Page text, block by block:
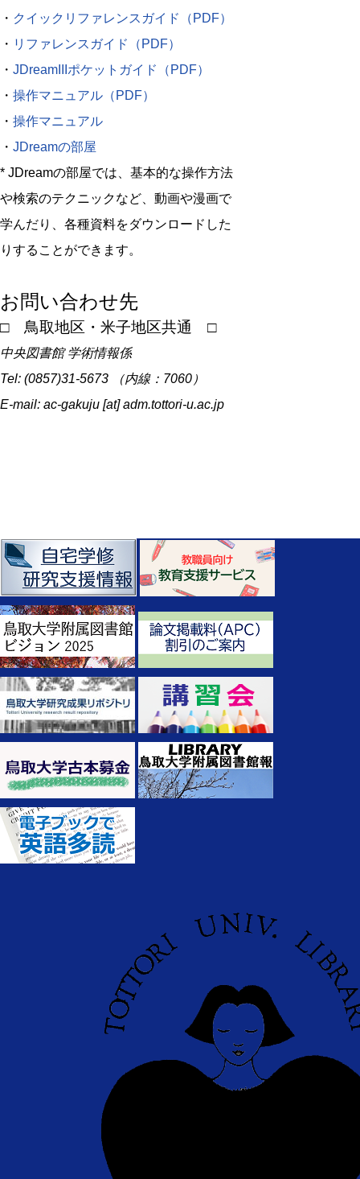
・ クイックリファレンスガイド（PDF）
・ リファレンスガイド（PDF）
・ JDreamIIIポケットガイド（PDF）
・ 操作マニュアル（PDF）
・ 操作マニュアル
・ JDreamの部屋
* JDreamの部屋では、基本的な操作方法
や検索のテクニックなど、動画や漫画で
学んだり、各種資料をダウンロードした
りすることができます。
お問い合わせ先
□ 鳥取地区・米子地区共通 □
中央図書館 学術情報係
Tel: (0857)31-5673 （内線：7060）
E-mail: ac-gakuju [at] adm.tottori-u.ac.jp